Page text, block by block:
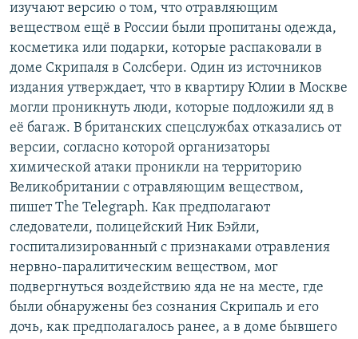
изучают версию о том, что отравляющим
веществом ещё в России были пропитаны одежда,
косметика или подарки, которые распаковали в
доме Скрипаля в Солсбери. Один из источников
издания утверждает, что в квартиру Юлии в Москве
могли проникнуть люди, которые подложили яд в
её багаж. В британских спецслужбах отказались от
версии, согласно которой организаторы
химической атаки проникли на территорию
Великобритании с отравляющим веществом,
пишет The Telegraph. Как предполагают
следователи, полицейский Ник Бэйли,
госпитализированный с признаками отравления
нервно-паралитическим веществом, мог
подвергнуться воздействию яда не на месте, где
были обнаружены без сознания Скрипаль и его
дочь, как предполагалось ранее, а в доме бывшего